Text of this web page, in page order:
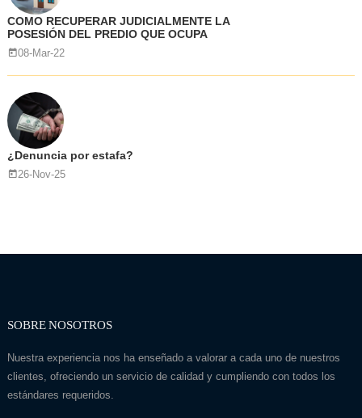
COMO RECUPERAR JUDICIALMENTE LA
POSESIÓN DEL PREDIO QUE OCUPA
08-Mar-22
¿Denuncia por estafa?
26-Nov-25
SOBRE NOSOTROS
Nuestra experiencia nos ha enseñado a valorar a cada uno de nuestros
clientes, ofreciendo un servicio de calidad y cumpliendo con todos los
estándares requeridos.